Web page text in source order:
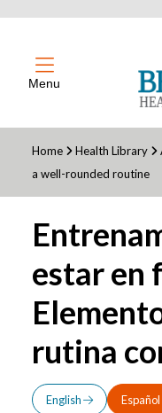
Menu
Home Health Library
a well-rounded routine
estar en
rutina
English Español